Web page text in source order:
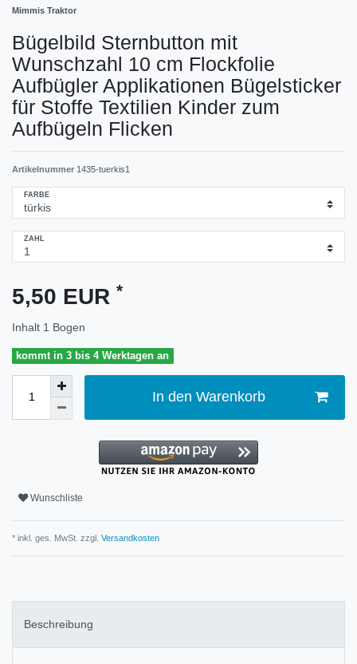
Mimmis Traktor
Bügelbild Sternbutton mit
Wunschzahl 10 cm Flockfolie
Aufbügler Applikationen Bügelsticker
für Stoffe Textilien Kinder zum
Aufbügeln Flicken
Artikelnummer 1435-tuerkis1
FARBE
ZAHL
5,50 EUR *
Inhalt 1 Bogen
kommt in 3 bis 4 Werktagen an
In den Warenkorb
Wunschliste
* inkl. ges. MwSt. zzgl. Versandkosten
Beschreibung